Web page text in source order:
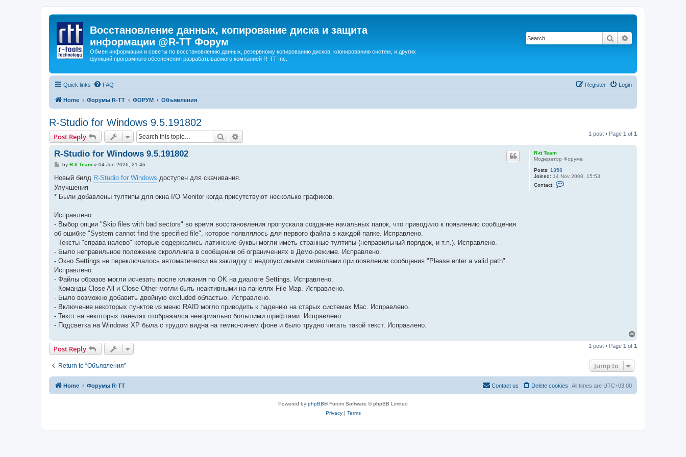
Восстановление данных, копирование диска и защита
информации @R-TT Форум
Обмен информации и советы по восстановлению данных, резервному копированию дисков, клонированию систем, и других
функций програмного обеспечения разрабатываемого компанией R-TT Inc.
Search
Quick links FAQ Login
Register
Home Форумы R-TT ФОРУМ Объявления
R-Studio for Windows 9.5.191802
Post Reply Search 1 post • Page 1 of 1
R-tt Team
Модератор Форума
Posts: 1358
Joined: 14 Nov 2008, 15:53
Contact:
R-Studio for Windows 9.5.191802
P
s
by R-tt Team» 04 Jun 2026, 21:46
Новый билд R-Studio for Windows доступен для скачивания.
Улучшения
* Были добавлены тултипы для окна I/O Monitor когда присутствуют несколько графиков.
Исправлено
- Выбор опции "Skip files with bad sectors" во время восстановления пропускала создание начальных папок, что приводило к появлению сообщения
об ошибке "System cannot find the specified file", которое появлялось для первого файла в каждой папке. Исправлено.
- Тексты "справа налево" которые содержались латинские буквы могли иметь странные тултипы (неправильный порядок, и т.п.). Исправлено.
- Было неправильное положение скроллинга в сообщении об ограничениях в Демо-режиме. Исправлено.
- Окно Settings не переключалось автоматически на закладку с недопустимыми символами при появлении сообщения "Please enter a valid path".
Исправлено.
- Файлы образов могли исчезать после кликания по OK на диалоге Settings. Исправлено.
- Команды Close All и Close Other могли быть неактивными на панелях File Map. Исправлено.
- Было возможно добавить двойную excluded областью. Исправлено.
- Включение некоторых пунктов из меню RAID могло приводить к падению на старых системах Mac. Исправлено.
- Текст на некоторых панелях отображался ненормально большими шрифтами. Исправлено.
- Подсветка на Windows XP была с трудом видна на темно-синем фоне и было трудно читать такой текст. Исправлено.
p
Post Reply 1 post • Page 1 of 1
Return to “Объявления” Jump to
Home Форумы R-TT All times are UTC+03:00
Delete cookies
Contact us
Powered by phpBB® Forum Software © phpBB Limited
Privacy| Terms